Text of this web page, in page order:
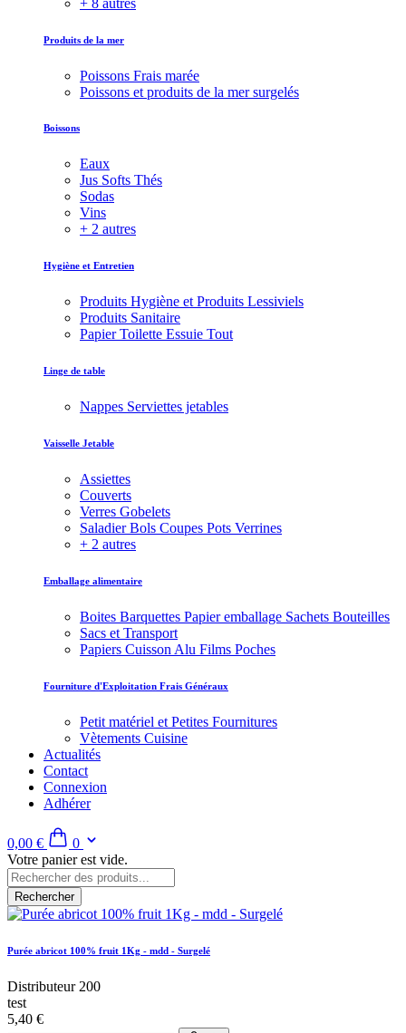
Produits de la mer
Poissons Frais marée
Poissons et produits de la mer surgelés
Boissons
Eaux
Jus Softs Thés
Sodas
Vins
+ 2 autres
Hygiène et Entretien
Produits Hygiène et Produits Lessiviels
Produits Sanitaire
Papier Toilette Essuie Tout
Linge de table
Nappes Serviettes jetables
Vaisselle Jetable
Assiettes
Couverts
Verres Gobelets
Saladier Bols Coupes Pots Verrines
+ 2 autres
Emballage alimentaire
Boites Barquettes Papier emballage Sachets Bouteilles
Sacs et Transport
Papiers Cuisson Alu Films Poches
Fourniture d'Exploitation Frais Généraux
Petit matériel et Petites Fournitures
Vètements Cuisine
Actualités
Contact
Connexion
Adhérer
0,00 €
0
Votre panier est vide.
Rechercher
Purée abricot 100% fruit 1Kg - mdd - Surgelé
Distributeur 200
test
5,40 €